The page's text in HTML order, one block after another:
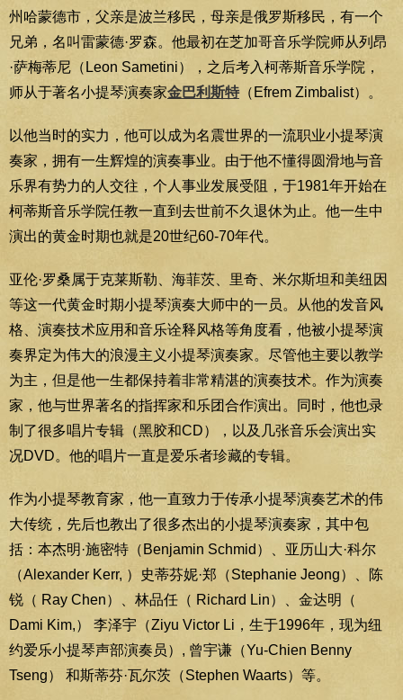
州哈蒙德市，父亲是波兰移民，母亲是俄罗斯移民，有一个
兄弟，名叫雷蒙德·罗森。他最初在芝加哥音乐学院师从列昂
·萨梅蒂尼（Leon Sametini），之后考入柯蒂斯音乐学院，
师从于著名小提琴演奏家金巴利斯特（Efrem Zimbalist）。
以他当时的实力，他可以成为名震世界的一流职业小提琴演
奏家，拥有一生辉煌的演奏事业。由于他不懂得圆滑地与音
乐界有势力的人交往，个人事业发展受阻，于1981年开始在
柯蒂斯音乐学院任教一直到去世前不久退休为止。他一生中
演出的黄金时期也就是20世纪60-70年代。
亚伦·罗桑属于克莱斯勒、海菲茨、里奇、米尔斯坦和美纽因
等这一代黄金时期小提琴演奏大师中的一员。从他的发音风
格、演奏技术应用和音乐诠释风格等角度看，他被小提琴演
奏界定为伟大的浪漫主义小提琴演奏家。尽管他主要以教学
为主，但是他一生都保持着非常精湛的演奏技术。作为演奏
家，他与世界著名的指挥家和乐团合作演出。同时，他也录
制了很多唱片专辑（黑胶和CD），以及几张音乐会演出实
况DVD。他的唱片一直是爱乐者珍藏的专辑。
作为小提琴教育家，他一直致力于传承小提琴演奏艺术的伟
大传统，先后也教出了很多杰出的小提琴演奏家，其中包
括：本杰明·施密特（Benjamin Schmid）、亚历山大·科尔
（Alexander Kerr, ）史蒂芬妮·郑（Stephanie Jeong）、陈
锐（ Ray Chen）、林品任（ Richard Lin）、金达明（
Dami Kim,） 李泽宇（Ziyu Victor Li，生于1996年，现为纽
约爱乐小提琴声部演奏员）, 曾宇谦（Yu-Chien Benny
Tseng） 和斯蒂芬·瓦尔茨（Stephen Waarts）等。